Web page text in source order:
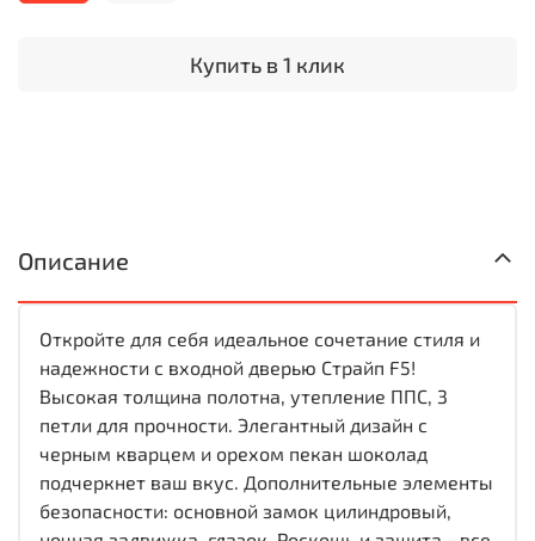
Купить в 1 клик
Описание
Откройте для себя идеальное сочетание стиля и
надежности с входной дверью Страйп F5!
Высокая толщина полотна, утепление ППС, 3
петли для прочности. Элегантный дизайн с
черным кварцем и орехом пекан шоколад
подчеркнет ваш вкус. Дополнительные элементы
безопасности: основной замок цилиндровый,